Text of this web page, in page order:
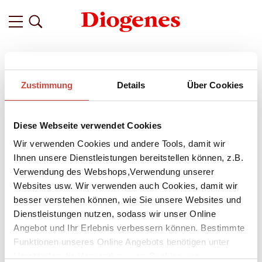
Zustimmung Details Über Cookies
Diese Webseite verwendet Cookies
Wir verwenden Cookies und andere Tools, damit wir
Ihnen unsere Dienstleistungen bereitstellen können, z.B.
Verwendung des Webshops,Verwendung unserer
Websites usw. Wir verwenden auch Cookies, damit wir
besser verstehen können, wie Sie unsere Websites und
Dienstleistungen nutzen, sodass wir unser Online
Angebot und Ihr Erlebnis verbessern können. Bestimmte
Funktionen unseres Online Angebots benötigen unter
Related Featured
vor 7 Monaten
Wir haben den Slow Horses, dem
MI5, Diana Taverner und Jackson
Lamb nachspioniert und keiner hat’s
bemerkt
Vor Kurzem ist der achte Band der gefeierten Slow Horses
Serievom britischen BestsellerautorMick Herron auf Deutsch
erschienen. InBad Actors,übersetzt von Stefanie Schäfer,